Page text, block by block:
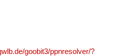
goobit3/ppnresolver/?